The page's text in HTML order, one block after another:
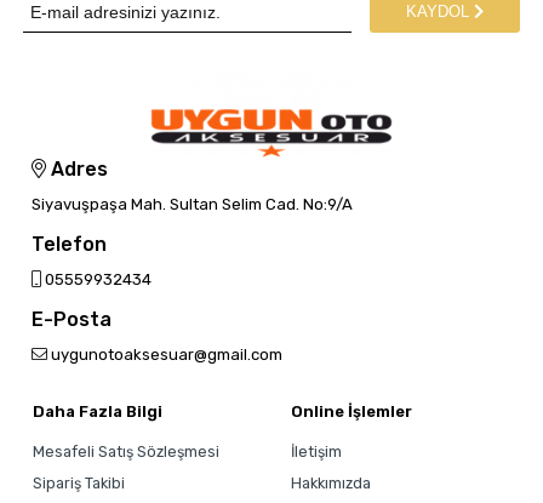
KAYDOL
Adres
Siyavuşpaşa Mah. Sultan Selim Cad. No:9/A
Telefon
05559932434
E-Posta
uygunotoaksesuar@gmail.com
Daha Fazla Bilgi
Mesafeli Satış Sözleşmesi
Sipariş Takibi
Online İşlemler
İletişim
Hakkımızda